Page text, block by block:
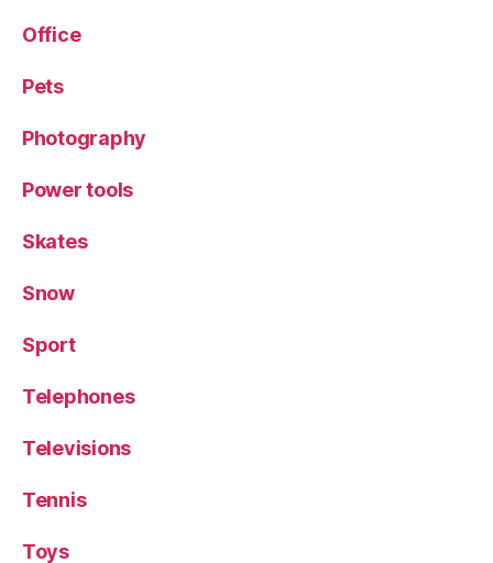
Office
Pets
Photography
Power tools
Skates
Snow
Sport
Telephones
Televisions
Tennis
Toys